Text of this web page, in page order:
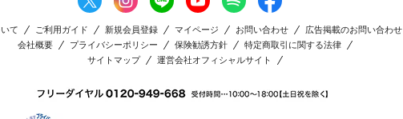
て ご利用ガイド 新規会員登録 マイページ お問い合わせ
広告掲載のお問い合わせ
会社概要
プライバシーポリシー 保険勧誘方針
特定商取引に関する法律
サイトマップ
運営会社オフィシャルサイト